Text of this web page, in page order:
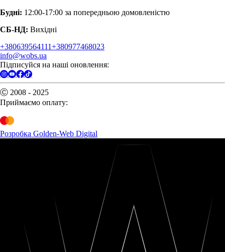
Будні: 12:00-17:00 за попередньою домовленістю
СБ-НД: Вихідні
+380639564111+380977468023
info@wobs.ua
Підписуйся на наші оновлення:
Ⓒ 2008 - 2025
Приймаємо оплату:
Розробка Golden-Web Digital